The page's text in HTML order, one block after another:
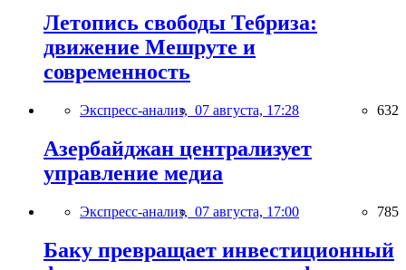
Летопись свободы Тебриза:
движение Мешруте и
современность
Экспресс-анализ, 07 августа, 17:28 632
Азербайджан централизует
управление медиа
Экспресс-анализ, 07 августа, 17:00 785
Баку превращает инвестиционный